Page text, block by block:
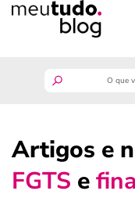
guia do
Artigos e
FGTS e